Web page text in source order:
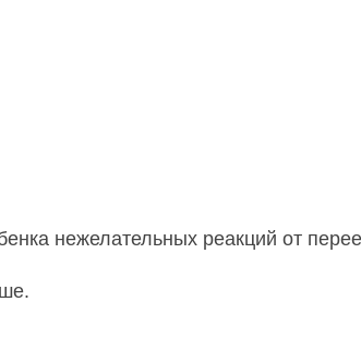
нежелательных реакций от